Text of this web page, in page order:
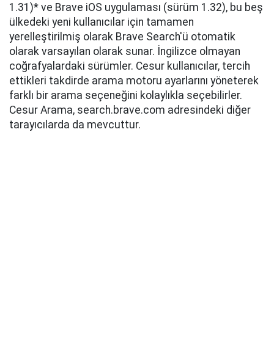
1.31)* ve Brave iOS uygulaması (sürüm 1.32), bu beş
ülkedeki yeni kullanıcılar için tamamen
yerelleştirilmiş olarak Brave Search'ü otomatik
olarak varsayılan olarak sunar. İngilizce olmayan
coğrafyalardaki sürümler. Cesur kullanıcılar, tercih
ettikleri takdirde arama motoru ayarlarını yöneterek
farklı bir arama seçeneğini kolaylıkla seçebilirler.
Cesur Arama, search.brave.com adresindeki diğer
tarayıcılarda da mevcuttur.